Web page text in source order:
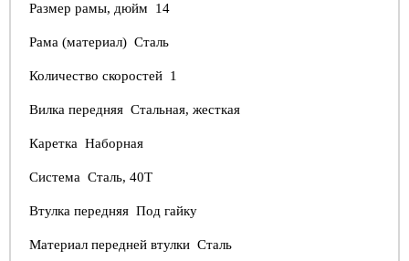
Размер рамы, дюйм 14
Рама (материал) Сталь
Количество скоростей 1
Вилка передняя Стальная, жесткая
Каретка Наборная
Система Сталь, 40Т
Втулка передняя Под гайку
Материал передней втулки Сталь